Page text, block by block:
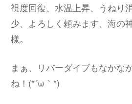
視度回復、水温上昇、うねり
少、よろしく頼みます、海の
様。
まぁ、リバーダイブもなかな
ね！(*´ω｀*)